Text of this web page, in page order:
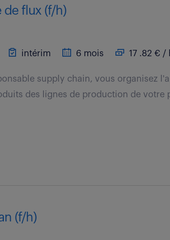
de flux (f/h)
intérim 6 mois 17 .82 € /
supply chain, vous organisez
des lignes de production de votre
(f/h)